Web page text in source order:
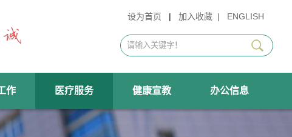
设为首页 | 加入收藏 | ENGLISH
作 医疗服务 健康宣教 办公信息